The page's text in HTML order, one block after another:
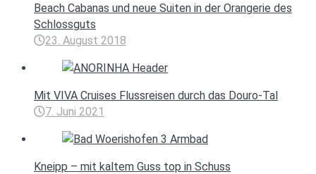
Beach Cabanas und neue Suiten in der Orangerie des
Schlossguts
23. August 2018
Mit VIVA Cruises Flussreisen durch das Douro-Tal
7. Juni 2021
Kneipp – mit kaltem Guss top in Schuss